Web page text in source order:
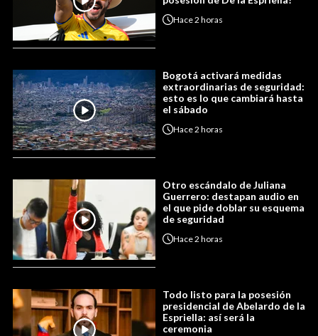
Hace2 horas
Bogotá activará medidas
extraordinarias de seguridad:
esto es lo que cambiará hasta
el sábado
Hace2 horas
Otro escándalo de Juliana
Guerrero: destapan audio en
el que pide doblar su esquema
de seguridad
Hace2 horas
Todo listo para la posesión
presidencial de Abelardo de la
Espriella: así será la
ceremonia